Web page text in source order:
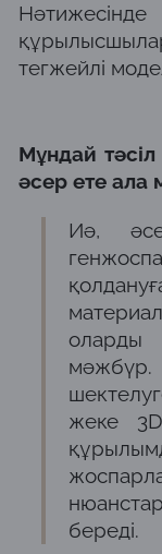
тегжейлі
Мұндай
әсер ете ала
Иә,
оларды
мәжбүр.
жеке
береді.